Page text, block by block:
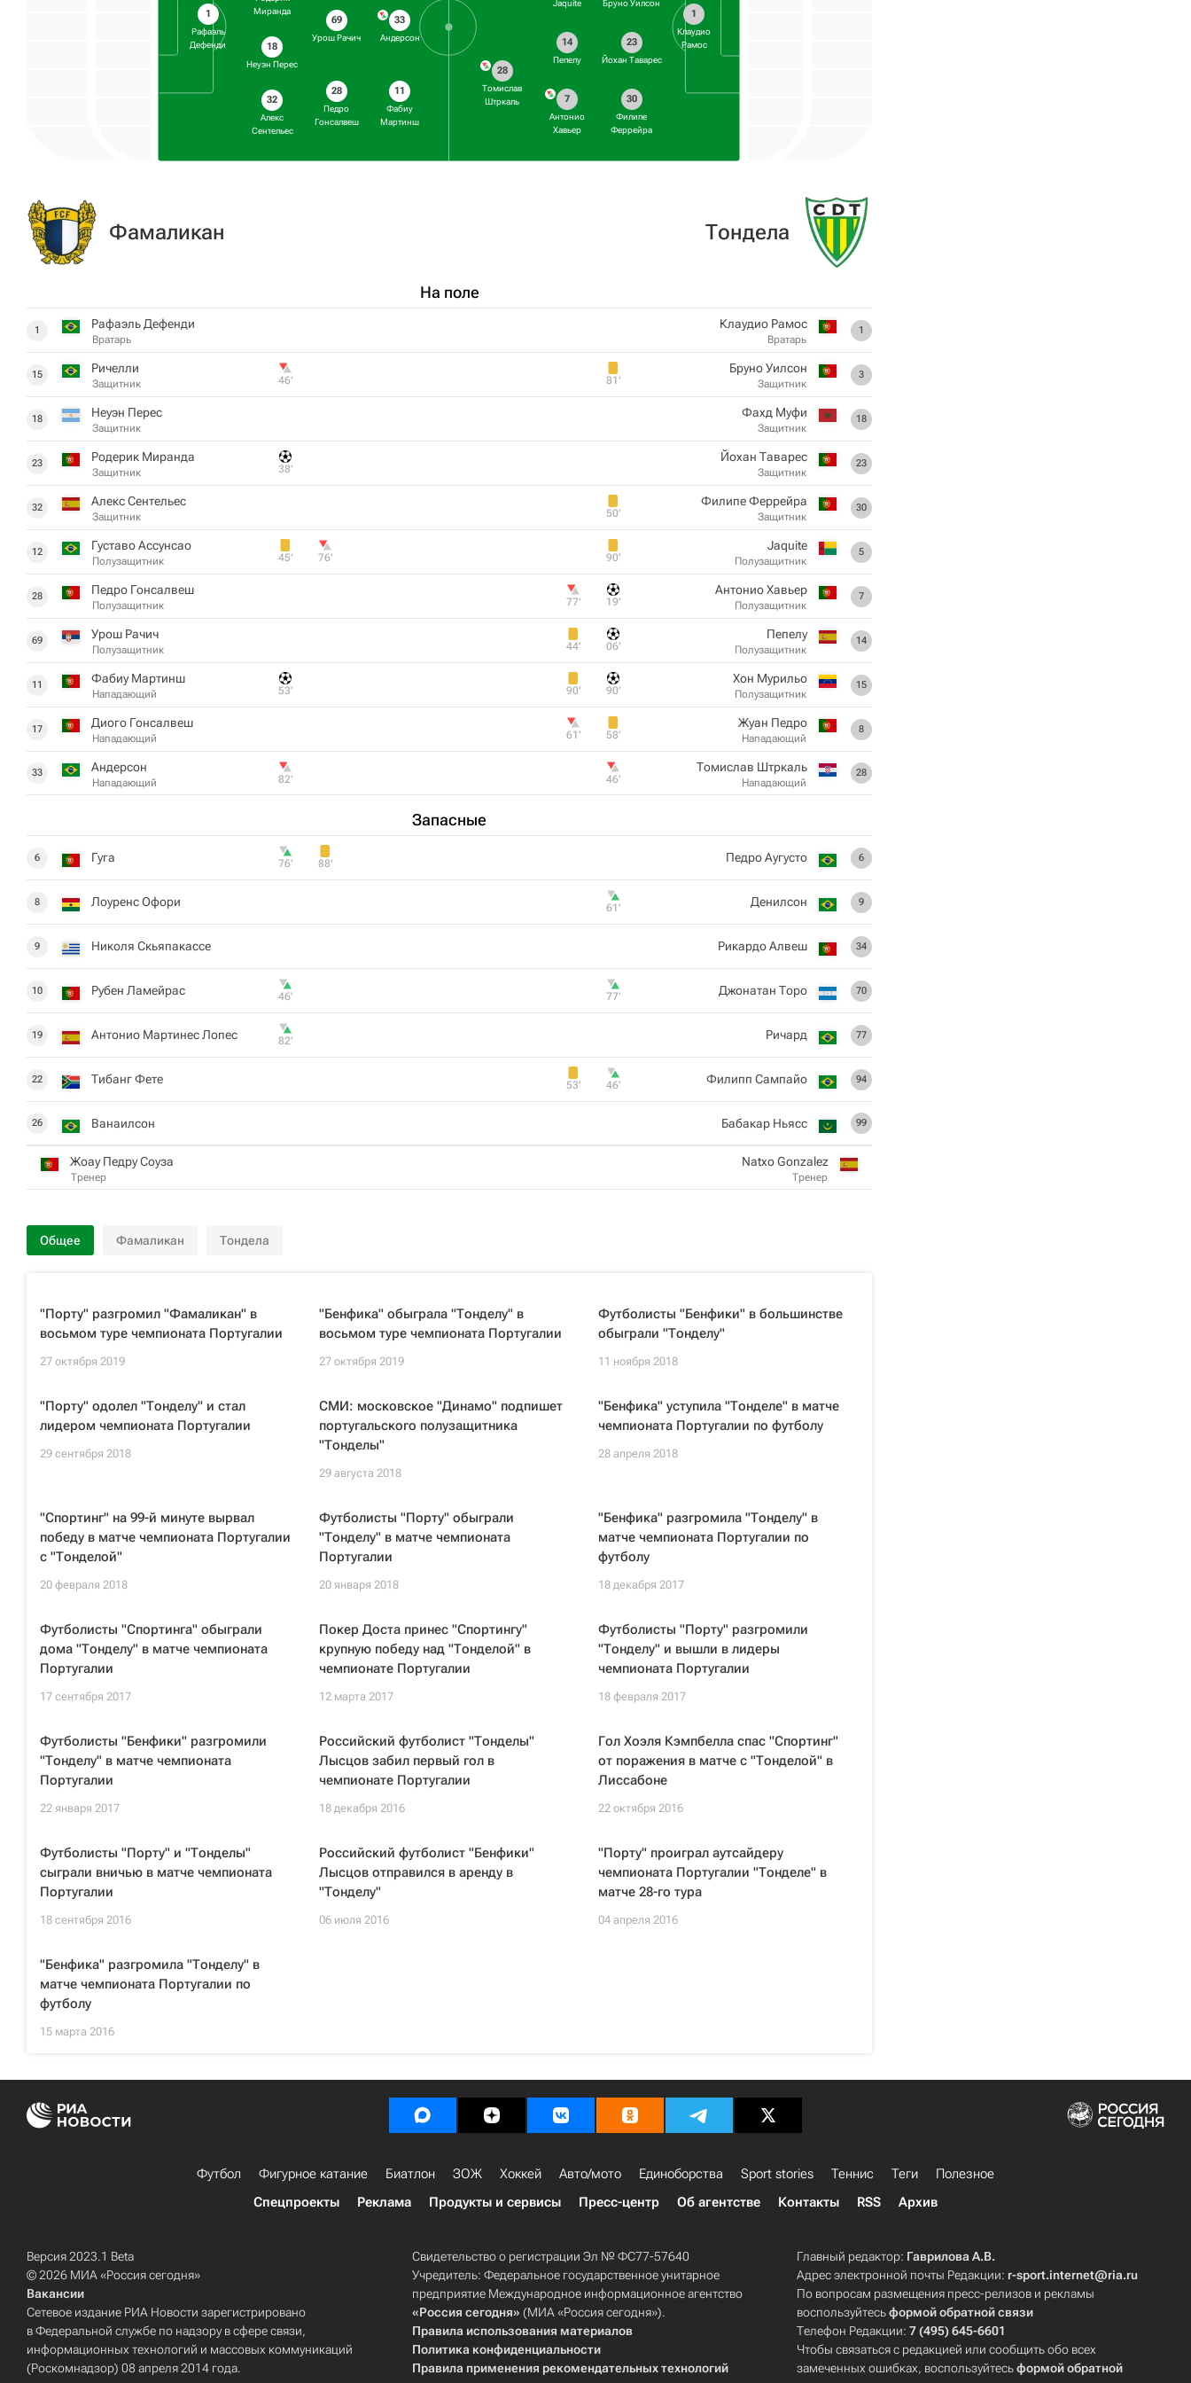
1
Рафаэль
Дефенди
Миранда
18
Неуэн Перес
32
Алекс
Сентельес
69
Урош Рачич
28
Педро
Гонсалвеш
33
Андерсон
11
Фабиу
Мартинш
1
Клаудио
Рамос
Бруно Уилсон
23
Йохан Таварес
30
Филипе
Феррейра
Jaquite
14
Пепелу
7
Антонио
Хавьер
28
Томислав
Штркаль
Фамаликан
На поле
1 Рафаэль Дефенди
Вратарь
15 Ричелли
Защитник 46‎’‎
18 Неуэн Перес
Защитник
23 Родерик Миранда
Защитник 38‎’‎
32 Алекс Сентельес
Защитник
12 Густаво Ассунсао
Полузащитник 45‎’‎ 76‎’‎
28 Педро Гонсалвеш
Полузащитник
69 Урош Рачич
Полузащитник
11 Фабиу Мартинш
Нападающий 53‎’‎
17 Диого Гонсалвеш
Нападающий
33 Андерсон
Нападающий 82‎’‎
Запасные
6 Гуга 76‎’‎ 88‎’‎
8 Лоуренс Офори
9 Николя Скьяпакассе
10 Рубен Ламейрас 46‎’‎
19 Антонио Мартинес Лопес 82‎’‎
22 Тибанг Фете
26 Ванаилсон
Жоау Педру Соуза
Тренер
Тондела
1
Клаудио Рамос
Вратарь
3
Бруно Уилсон
Защитник
81‎’‎
18
Фахд Муфи
Защитник
23
Йохан Таварес
Защитник
30
Филипе Феррейра
Защитник
50‎’‎
5
Jaquite
Полузащитник
90‎’‎
7
Антонио Хавьер
Полузащитник
19‎’‎
77‎’‎
14
Пепелу
Полузащитник
06‎’‎
44‎’‎
15
Хон Мурильо
Полузащитник
90‎’‎
90‎’‎
8
Жуан Педро
Нападающий
58‎’‎
61‎’‎
28
Томислав Штркаль
Нападающий
46‎’‎
6
Педро Аугусто
9
Денилсон
61‎’‎
34
Рикардо Алвеш
70
Джонатан Торо
77‎’‎
77
Ричард
94
Филипп Сампайо
46‎’‎
53‎’‎
99
Бабакар Ньясс
Natxo Gonzalez
Тренер
Общее Фамаликан Тондела
"Порту" разгромил "Фамаликан" в
восьмом туре чемпионата Португалии
27 октября 2019
"Бенфика" обыграла "Тонделу" в
восьмом туре чемпионата Португалии
27 октября 2019
Футболисты "Бенфики" в большинстве
обыграли "Тонделу"
11 ноября 2018
"Порту" одолел "Тонделу" и стал
лидером чемпионата Португалии
29 сентября 2018
СМИ: московское "Динамо" подпишет
португальского полузащитника
"Тонделы"
29 августа 2018
"Бенфика" уступила "Тонделе" в матче
чемпионата Португалии по футболу
28 апреля 2018
"Спортинг" на 99-й минуте вырвал
победу в матче чемпионата Португалии
с "Тонделой"
20 февраля 2018
Футболисты "Порту" обыграли
"Тонделу" в матче чемпионата
Португалии
20 января 2018
"Бенфика" разгромила "Тонделу" в
матче чемпионата Португалии по
футболу
18 декабря 2017
Футболисты "Спортинга" обыграли
дома "Тонделу" в матче чемпионата
Португалии
17 сентября 2017
Покер Доста принес "Спортингу"
крупную победу над "Тонделой" в
чемпионате Португалии
12 марта 2017
Футболисты "Порту" разгромили
"Тонделу" и вышли в лидеры
чемпионата Португалии
18 февраля 2017
Футболисты "Бенфики" разгромили
"Тонделу" в матче чемпионата
Португалии
22 января 2017
Российский футболист "Тонделы"
Лысцов забил первый гол в
чемпионате Португалии
18 декабря 2016
Гол Хоэля Кэмпбелла спас "Спортинг"
от поражения в матче с "Тонделой" в
Лиссабоне
22 октября 2016
Футболисты "Порту" и "Тонделы"
сыграли вничью в матче чемпионата
Португалии
18 сентября 2016
Российский футболист "Бенфики"
Лысцов отправился в аренду в
"Тонделу"
06 июля 2016
"Порту" проиграл аутсайдеру
чемпионата Португалии "Тонделе" в
матче 28-го тура
04 апреля 2016
"Бенфика" разгромила "Тонделу" в
матче чемпионата Португалии по
футболу
15 марта 2016
Футбол Фигурное катание Биатлон ЗОЖ Хоккей Авто/мото Единоборства Sport stories Теннис Теги
Полезное
Спецпроекты
Реклама Продукты и сервисы Пресс-центр Об агентстве Контакты RSS Архив
Версия 2023.1 Beta
© 2026 МИА «Россия сегодня»
Вакансии
Сетевое издание РИА Новости зарегистрировано
в Федеральной службе по надзору в сфере связи,
информационных технологий и массовых коммуникаций
(Роскомнадзор) 08 апреля 2014 года.
Свидетельство о регистрации Эл № ФС77-57640
Учредитель: Федеральное государственное унитарное
предприятие Международное информационное агентство
«Россия сегодня» (МИА «Россия сегодня»).
Правила использования материалов
Политика конфиденциальности
Правила применения рекомендательных технологий
Главный редактор: Гаврилова А.В.
Адрес электронной почты Редакции: r-sport.internet@ria.ru
По вопросам размещения пресс-релизов и рекламы
воспользуйтесьформой обратной связи
Телефон Редакции:7 (495) 645-6601
Чтобы связаться с редакцией или сообщить обо всех
замеченных ошибках, воспользуйтесьформой обратной